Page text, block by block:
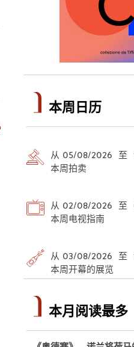
本周日历
从 05/08/2026 至
本周拍卖
从 02/08/2026 至
本周电视指南
从 03/08/2026 至
本周开幕的展览
本月阅读最多